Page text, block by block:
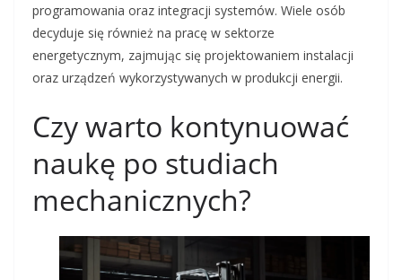
programowania oraz integracji systemów. Wiele osób
decyduje się również na pracę w sektorze
energetycznym, zajmując się projektowaniem instalacji
oraz urządzeń wykorzystywanych w produkcji energii.
Czy warto kontynuować
naukę po studiach
mechanicznych?